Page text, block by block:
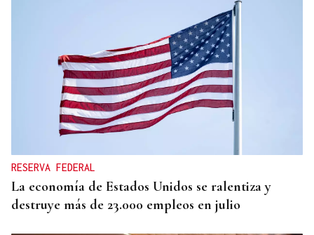
RESERVA FEDERAL
La economía de Estados Unidos se ralentiza y
destruye más de 23.000 empleos en julio